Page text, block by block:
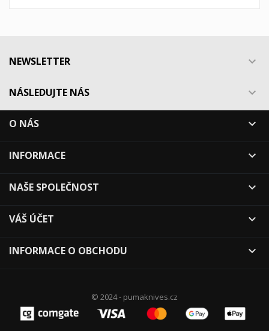
NEWSLETTER 
NÁSLEDUJTE NÁS 
O NÁS 
INFORMACE 
NAŠE SPOLEČNOST 
VÁŠ ÚČET 
INFORMACE O OBCHODU 
© 2024 - pumaknives.cz